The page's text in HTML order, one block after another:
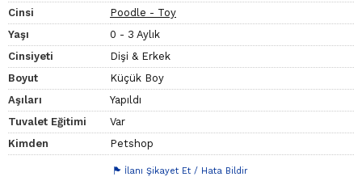
Cinsi
Poodle - Toy
Yaşı
0 - 3 Aylık
Cinsiyeti
Dişi & Erkek
Boyut
Küçük Boy
Aşıları
Yapıldı
Tuvalet Eğitimi
Var
Kimden
Petshop
İlanı Şikayet Et / Hata Bildir